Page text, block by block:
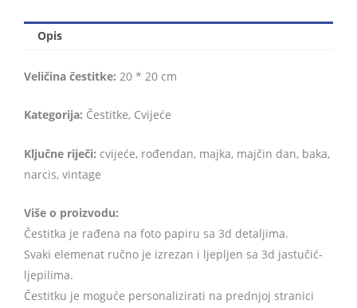
Opis
Veličina čestitke: 20 * 20 cm
Kategorija: Čestitke, Cvijeće
Ključne riječi: cvijeće, rođendan, majka, majčin dan, baka,
narcis, vintage
Više o proizvodu:
Čestitka je rađena na foto papiru sa 3d detaljima.
Svaki elemenat ručno je izrezan i ljepljen sa 3d jastučić-
ljepilima.
Čestitku je moguće personalizirati na prednjoj stranici